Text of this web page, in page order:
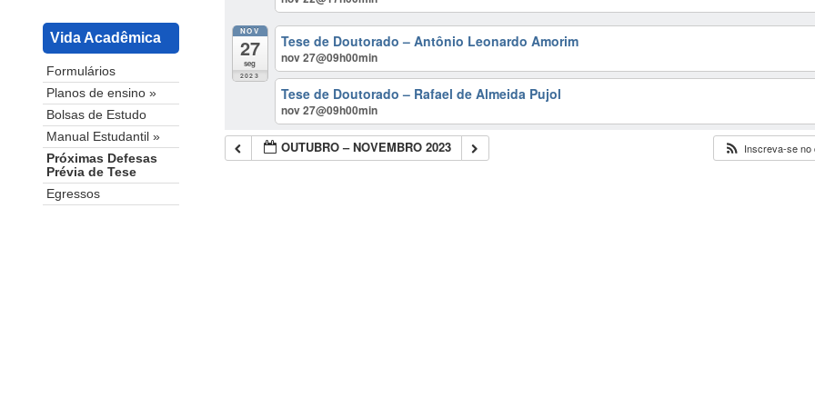
Vida Acadêmica
Formulários
Planos de ensino »
Bolsas de Estudo
Manual Estudantil »
Próximas Defesas
Prévia de Tese
Egressos
NOV
27
seg
2023
Tese de Doutorado – Antônio Leonardo Amorim
nov 27@09h00min
Tese de Doutorado – Rafael de Almeida Pujol
nov 27@09h00min
OUTUBRO – NOVEMBRO 2023 Inscreva-se no